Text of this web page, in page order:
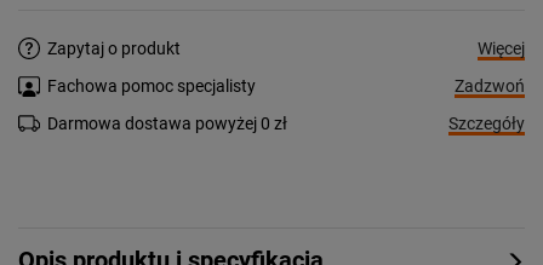
Zapytaj o produkt
Więcej
Fachowa pomoc specjalisty
Zadzwoń
Darmowa dostawa powyżej 0 zł
Szczegóły